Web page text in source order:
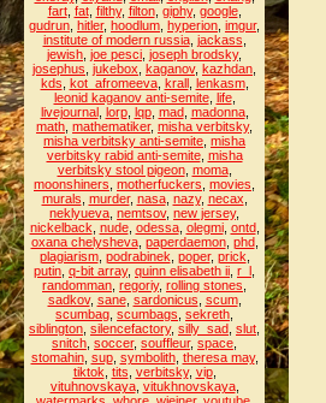
fart, fat, filthy, filton, giphy, google,
gudrun hitler, hoodlum hyperion imgur,
institute of modern russia, jackass
jewish joe pesci joseph brodsky,
josephus jukebox kaganov, kazhdan
kds kot_afromeeva, krall, lenkasm,
leonid kaganov anti-semite, life,
livejournal, lorp, lqp, mad, madonna,
math mathematiker, misha verbitsky,
misha verbitsky anti-semite misha
verbitsky rabid anti-semite, misha
verbitsky stool pigeon, moma,
moonshiners motherfuckers movies
murals murder, nasa, nazy, necax
neklyueva nemtsov, new jersey,
nickelback nude, odessa, olegmi, ontd,
oxana chelysheva, paperdaemon, phd,
plagiarism, podrabinek poper, prick
putin q-bit array, quinn elisabeth ii r_l
randomman regoriy, rolling stones
sadkov, sane, sardonicus scum,
scumbag scumbags sekreth
siblington silencefactory, silly_sad slut
snitch soccer, souffleur, space
stomahin, sup, symbolith, theresa may,
tiktok tits verbitsky, vip,
vituhnovskaya, vitukhnovskaya,